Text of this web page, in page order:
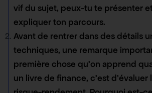
vif du sujet, peux-tu te présenter
expliquer ton parcours.
Avant de rentrer dans des détails
techniques, une remarque
première chose qu’on apprend
un livre de finance, c’est d’évaluer